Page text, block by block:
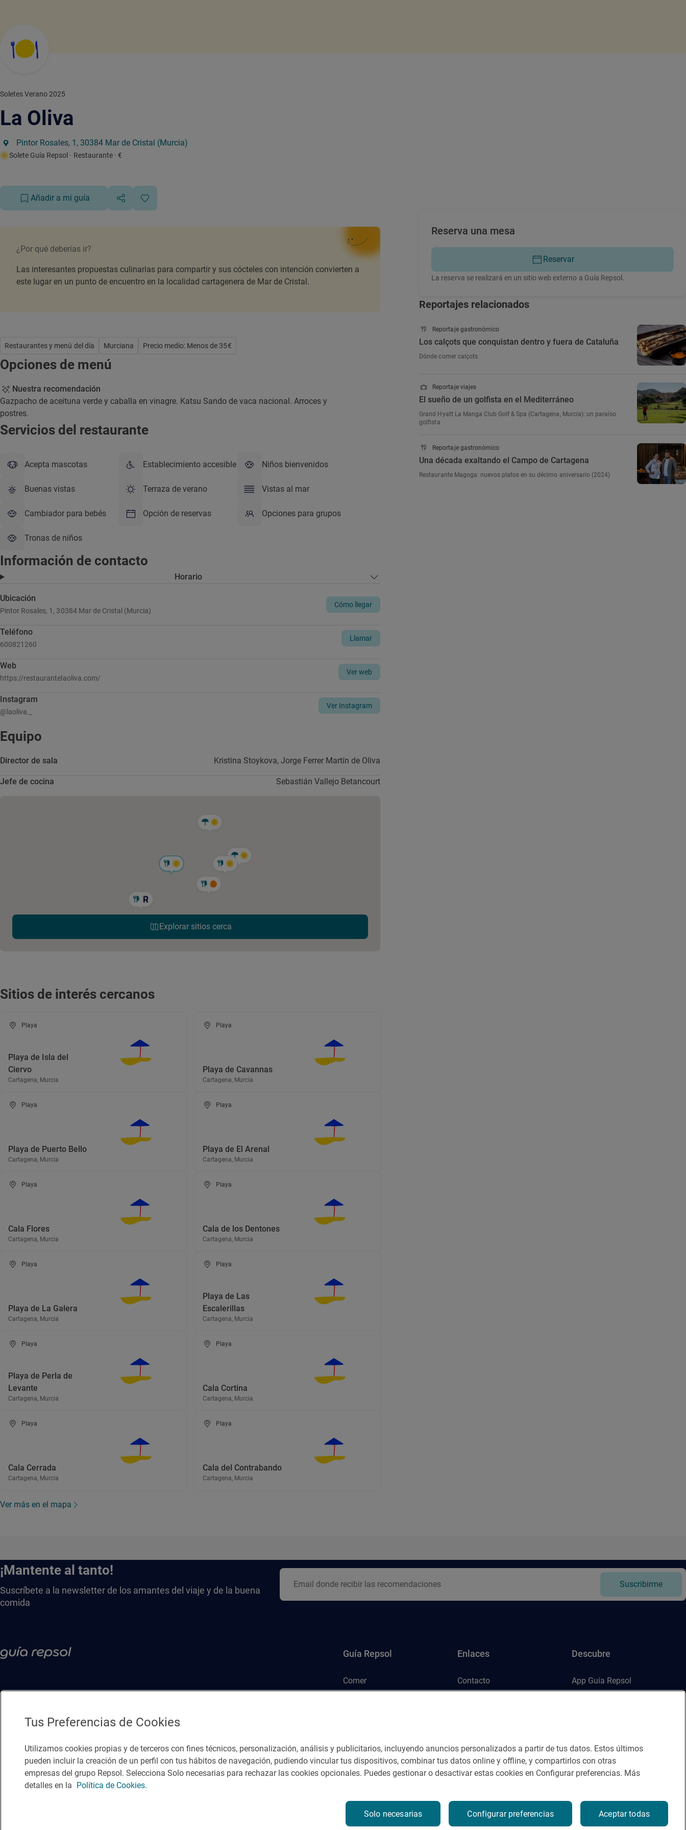
Soletes Verano 2025
La Oliva
Pintor Rosales, 1, 30384 Mar de Cristal (Murcia)
Solete Guía Repsol · Restaurante · €
Añadir a mi guía
¿Por qué deberías ir?
Las interesantes propuestas culinarias para compartir y sus cócteles con intención convierten a
este lugar en un punto de encuentro en la localidad cartagenera de Mar de Cristal.
Restaurantes y menú del día Murciana Precio medio: Menos de 35€
Opciones de menú
Nuestra recomendación
Gazpacho de aceituna verde y caballa en vinagre. Katsu Sando de vaca nacional. Arroces y
postres.
Servicios del restaurante
Acepta mascotas Establecimiento accesible Niños bienvenidos
Buenas vistas Terraza de verano Vistas al mar
Cambiador para bebés Opción de reservas Opciones para grupos
Tronas de niños
Información de contacto
Horario
Ubicación
Pintor Rosales, 1, 30384 Mar de Cristal (Murcia)
Cómo llegar
Teléfono
600821260
Llamar
Web
https://restaurantelaoliva.com/
Ver web
Instagram
@laoliva._
Ver Instagram
Equipo
Director de sala Kristina Stoykova, Jorge Ferrer Martín de Oliva
Jefe de cocina Sebastián Vallejo Betancourt
Explorar sitios cerca
Sitios de interés cercanos
Playa
Playa de Isla del
Ciervo
Cartagena, Murcia
Playa
Playa de Cavannas
Cartagena, Murcia
Playa
Playa de Puerto Bello
Cartagena, Murcia
Playa
Playa de El Arenal
Cartagena, Murcia
Playa
Cala Flores
Cartagena, Murcia
Playa
Cala de los Dentones
Cartagena, Murcia
Playa
Playa de La Galera
Cartagena, Murcia
Playa
Playa de Las
Escalerillas
Cartagena, Murcia
Playa
Playa de Perla de
Levante
Cartagena, Murcia
Playa
Cala Cortina
Cartagena, Murcia
Playa
Cala Cerrada
Cartagena, Murcia
Playa
Cala del Contrabando
Cartagena, Murcia
Ver más en el mapa
Reserva una mesa
Reservar
La reserva se realizará en un sitio web externo a Guía Repsol.
Reportajes relacionados
Reportaje gastronómico
Los calçots que conquistan dentro y fuera de Cataluña
Dónde comer calçots
Reportaje viajes
El sueño de un golfista en el Mediterráneo
Grand Hyatt La Manga Club Golf & Spa (Cartagena, Murcia): un paraíso
golfista
Reportaje gastronómico
Una década exaltando el Campo de Cartagena
Restaurante Magoga: nuevos platos en su décimo aniversario (2024)
¡Mantente al tanto!
Suscríbete a la newsletter de los amantes del viaje y de la buena
comida
Suscribirme
Guía Repsol
Comer
Enlaces
Contacto
Descubre
App Guía Repsol
Política de privacidad Política de cookies Condiciones del servicio
Tus Preferencias de Cookies
Utilizamos cookies propias y de terceros con fines técnicos, personalización, análisis y publicitarios, incluyendo anuncios personalizados a partir de tus datos. Estos últimos
pueden incluir la creación de un perfil con tus hábitos de navegación, pudiendo vincular tus dispositivos, combinar tus datos online y offline, y compartirlos con otras
empresas del grupo Repsol. Selecciona Solo necesarias para rechazar las cookies opcionales. Puedes gestionar o desactivar estas cookies en Configurar preferencias. Más
detalles en la Política de Cookies.
Configurar preferencias
Solo necesarias Aceptar todas